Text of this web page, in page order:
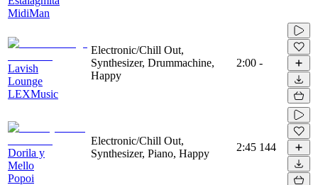
MidiMan
Lavish
Lounge
LEXMusic
Electronic/Chill Out,
Synthesizer, Drummachine,
Happy
2:00 -
Dorila y
Mello
Popoi
Electronic/Chill Out,
Synthesizer, Piano, Happy
2:45 144